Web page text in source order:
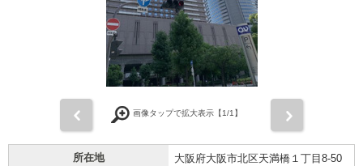
画像タップで拡大表示【1/1】
所在地 大阪府大阪市北区天満橋１丁目8-50